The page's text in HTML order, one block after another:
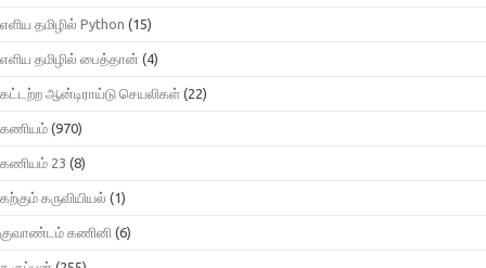
எளிய தமிழில் Python (15)
எளிய தமிழில் பைத்தான் (4)
கட்டற்ற ஆன்டிராய்டு செயலிகள் (22)
கணியம் (970)
கணியம் 23 (8)
கற்கும் கருவியியல் (1)
குவாண்டம் கணினி (6)